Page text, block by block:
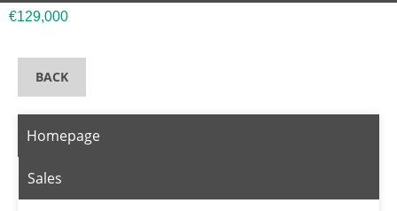
€129,000
Homepage
Sales
BACK